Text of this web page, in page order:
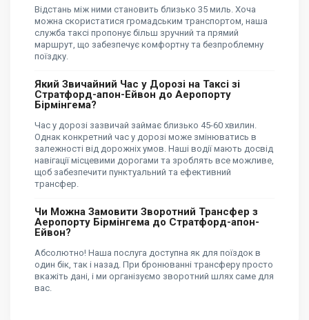
Відстань між ними становить близько 35 миль. Хоча
можна скористатися громадським транспортом, наша
служба таксі пропонує більш зручний та прямий
маршрут, що забезпечує комфортну та безпроблемну
поїздку.
Який Звичайний Час у Дорозі на Таксі зі
Стратфорд-апон-Ейвон до Аеропорту
Бірмінгема?
Час у дорозі зазвичай займає близько 45-60 хвилин.
Однак конкретний час у дорозі може змінюватись в
залежності від дорожніх умов. Наші водії мають досвід
навігації місцевими дорогами та зроблять все можливе,
щоб забезпечити пунктуальний та ефективний
трансфер.
Чи Можна Замовити Зворотний Трансфер з
Аеропорту Бірмінгема до Стратфорд-апон-
Ейвон?
Абсолютно! Наша послуга доступна як для поїздок в
один бік, так і назад. При бронюванні трансферу просто
вкажіть дані, і ми організуємо зворотний шлях саме для
вас.